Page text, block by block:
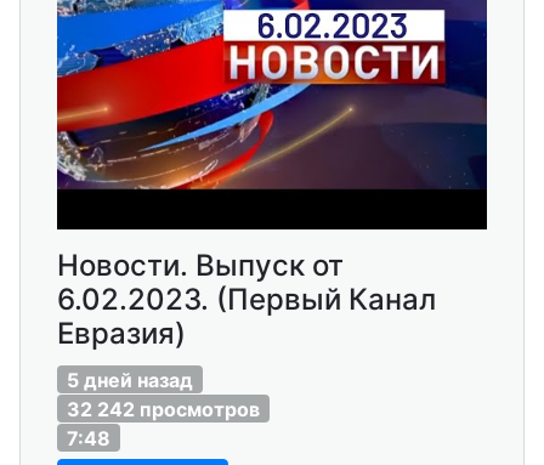
Новости. Выпуск от
6.02.2023. (Первый Канал
Евразия)
5 дней назад
32 242 просмотров
7:48